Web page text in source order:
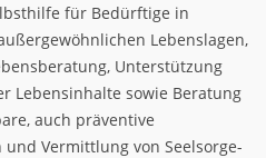
für Bedürftige in
Lebenslagen,
Unterstützung
Lebensinhalte sowie Beratung
auch präventive
Vermittlung von Seelsorge-